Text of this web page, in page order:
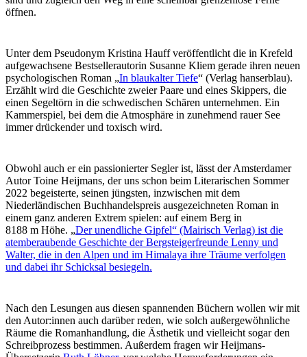
öffnen.
Unter dem Pseudonym Kristina Hauff veröffentlicht die in Krefeld
aufgewachsene Bestsellerautorin Susanne Kliem gerade ihren neuen
psychologischen Roman „In blaukalter Tiefe“ (Verlag hanserblau).
Erzählt wird die Geschichte zweier Paare und eines Skippers, die
einen Segeltörn in die schwedischen Schären unternehmen. Ein
Kammerspiel, bei dem die Atmosphäre in zunehmend rauer See
immer drückender und toxisch wird.
Obwohl auch er ein passionierter Segler ist, lässt der Amsterdamer
Autor Toine Heijmans, der uns schon beim Literarischen Sommer
2022 begeisterte, seinen jüngsten, inzwischen mit dem
Niederländischen Buchhandelspreis ausgezeichneten Roman in
einem ganz anderen Extrem spielen: auf einem Berg in
8188 m Höhe. „Der unendliche Gipfel“ (Mairisch Verlag) ist die
atemberaubende Geschichte der Bergsteigerfreunde Lenny und
Walter, die in den Alpen und im Himalaya ihre Träume verfolgen
und dabei ihr Schicksal besiegeln.
Nach den Lesungen aus diesen spannenden Büchern wollen wir mit
den Autor:innen auch darüber reden, wie solch außergewöhnliche
Räume die Romanhandlung, die Ästhetik und vielleicht sogar den
Schreibprozess bestimmen. Außerdem fragen wir Heijmans-